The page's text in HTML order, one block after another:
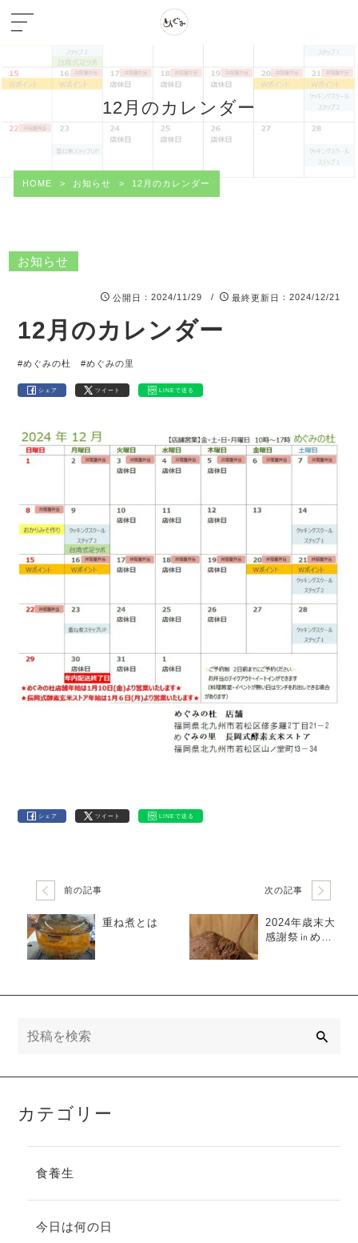
12月のカレンダー
HOME > お知らせ > 12月のカレンダー
お知らせ
公開日 ：2024/11/29 / 最終更新日 ：2024/12/21
12月のカレンダー
#めぐみの杜 #めぐみの里
シェア ツイート LINEで送る
シェア ツイート LINEで送る
前の記事
重ね煮とは
次の記事
2024年歳末大
感謝祭㏌めぐ
カテゴリー
食養生
今日は何の日